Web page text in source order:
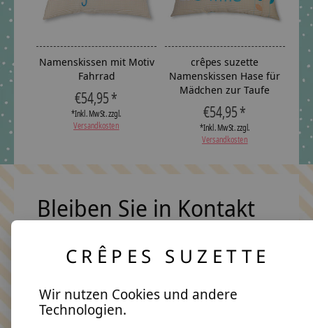
Namenskissen mit Motiv
Fahrrad
€54,95 *
*Inkl. MwSt. zzgl.
Versandkosten
crêpes suzette
Namenskissen Hase für
Mädchen zur Taufe
€54,95 *
*Inkl. MwSt. zzgl.
Versandkosten
Bleiben Sie in Kontakt
Keine Sorge, wir übertreiben es nicht
CRÊPES SUZETTE
Wir nutzen Cookies und andere
Technologien.